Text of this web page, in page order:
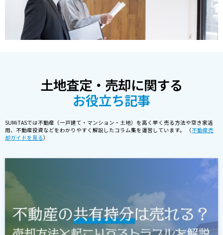
土地査定・売却に関する
お役立ち記事
SUMiTASでは不動産（一戸建て・マンション・土地）を高く早く売る方法や空き家活
用、不動産投資などをわかりやすく解説したコラム集を運営しています。 （不動産売
却ガイドを見る）